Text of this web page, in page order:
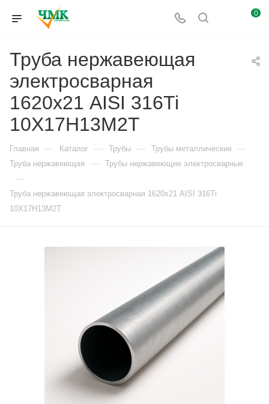
0
Труба нержавеющая
электросварная
1620х21 AISI 316Ti
10Х17Н13М2Т
Главная — Каталог — Трубы — Трубы металлические —
Труба нержавеющая — Трубы нержавеющие электросварные
—
Труба нержавеющая электросварная 1620х21 AISI 316Ti
10Х17Н13М2Т